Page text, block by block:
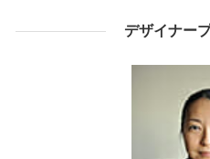
デザイナー